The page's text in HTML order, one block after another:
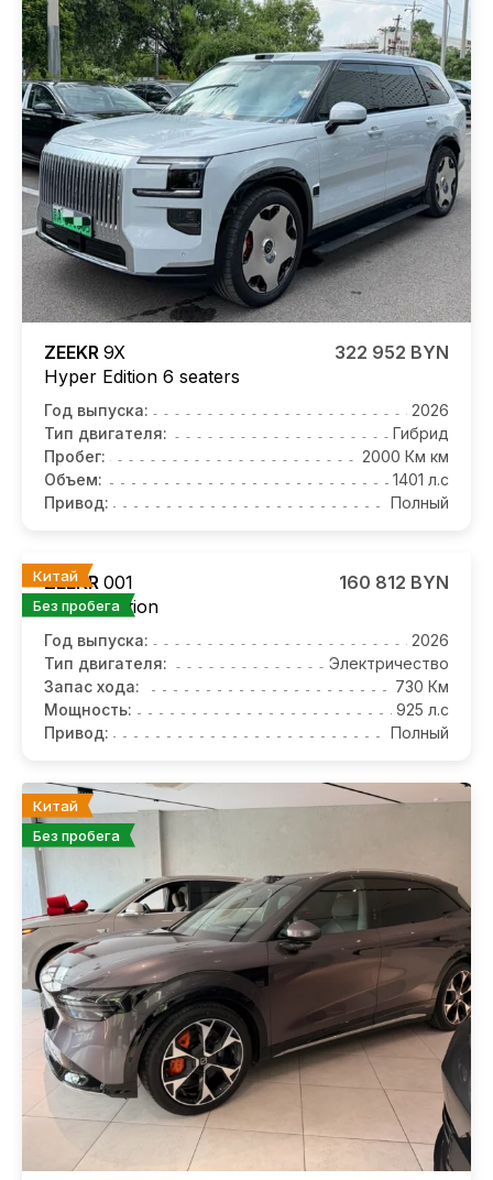
ZEEKR 9X
Hyper Edition 6 seaters
322 952 BYN
Год выпуска:
2026
Тип двигателя:
Гибрид
Пробег:
2000 Км км
Объем:
1401 л.с
Привод:
Полный
Китай
Без пробега
ZEEKR 001
Ultra+ Edition
160 812 BYN
Год выпуска:
2026
Тип двигателя:
Электричество
Запас хода:
730 Км
Мощность:
925 л.с
Привод:
Полный
Китай
Без пробега